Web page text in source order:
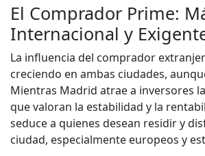
El Comprador Prime:
Internacional y
La influencia del comprador
creciendo en ambas ciudades,
Mientras Madrid atrae a inversores
que valoran la estabilidad y la
seduce a quienes desean residir y
ciudad, especialmente europeos y